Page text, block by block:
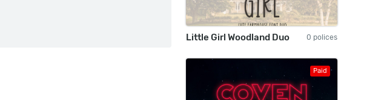
Little Girl Woodland Duo 0 polices
Paid